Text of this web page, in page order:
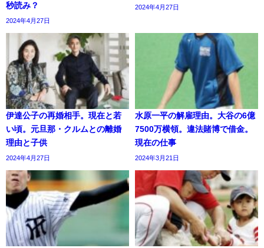
秒読み？
2024年4月27日
2024年4月27日
伊達公子の再婚相手。現在と若
い頃。元旦那・クルムとの離婚
理由と子供
2024年4月27日
水原一平の解雇理由。大谷の6億
7500万横領。違法賭博で借金。
現在の仕事
2024年3月21日